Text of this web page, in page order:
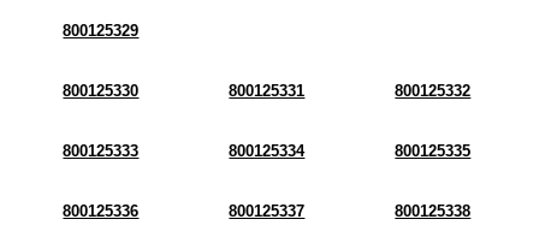
800125329
800125330 800125331 800125332
800125333 800125334 800125335
800125336 800125337 800125338